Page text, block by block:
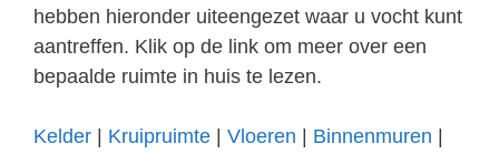
hebben hieronder uiteengezet waar u vocht kunt
aantreffen. Klik op de link om meer over een
bepaalde ruimte in huis te lezen.
Kelder Kruipruimte Vloeren Binnenmuren